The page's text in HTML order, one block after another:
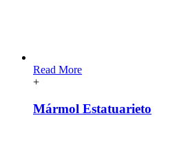
Read More
+
Mármol Estatuarieto